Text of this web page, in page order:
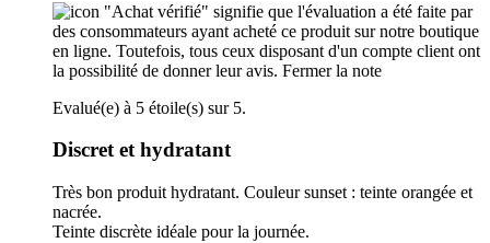
"Achat vérifié" signifie que l'évaluation a été faite par
des consommateurs ayant acheté ce produit sur notre boutique
en ligne. Toutefois, tous ceux disposant d'un compte client ont
la possibilité de donner leur avis. Fermer la note
Evalué(e) à 5 étoile(s) sur 5.
Discret et hydratant
Très bon produit hydratant. Couleur sunset : teinte orangée et
nacrée.
Teinte discrète idéale pour la journée.